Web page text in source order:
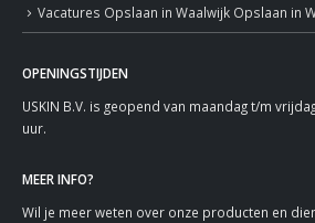
Vacatures Opslaan in Waalwijk Opslaan in
OPENINGSTIJDEN
USKIN B.V. is geopend van maandag t/m
uur.
MEER INFO?
Wil je meer weten over onze producten en